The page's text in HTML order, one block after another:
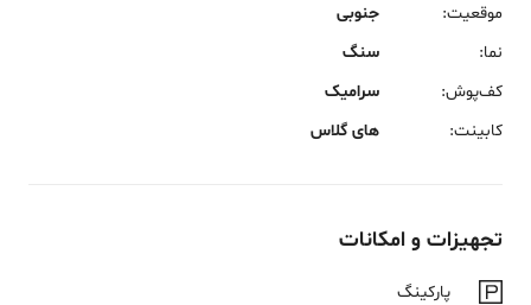
موقعیت:
جنوبی
نما:
سنگ
کف‌پوش:
سرامیک
کابینت: های گلاس
تجهیزات و امکانات
پارکینگ